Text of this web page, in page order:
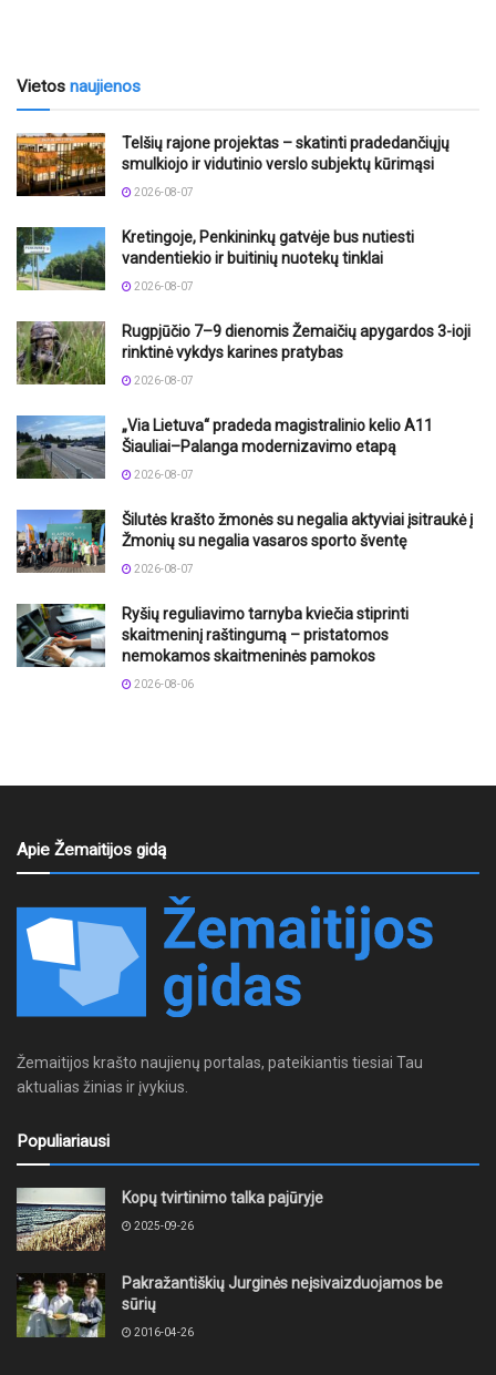
Vietos naujienos
Telšių rajone projektas – skatinti pradedančiųjų
smulkiojo ir vidutinio verslo subjektų kūrimąsi
2026-08-07
Kretingoje, Penkininkų gatvėje bus nutiesti
vandentiekio ir buitinių nuotekų tinklai
2026-08-07
Rugpjūčio 7–9 dienomis Žemaičių apygardos 3-ioji
rinktinė vykdys karines pratybas
2026-08-07
„Via Lietuva“ pradeda magistralinio kelio A11
Šiauliai–Palanga modernizavimo etapą
2026-08-07
Šilutės krašto žmonės su negalia aktyviai įsitraukė į
Žmonių su negalia vasaros sporto šventę
2026-08-07
Ryšių reguliavimo tarnyba kviečia stiprinti
skaitmeninį raštingumą – pristatomos
nemokamos skaitmeninės pamokos
2026-08-06
Apie Žemaitijos gidą
Žemaitijos krašto naujienų portalas, pateikiantis tiesiai Tau
aktualias žinias ir įvykius.
Populiariausi
Kopų tvirtinimo talka pajūryje
2025-09-26
Pakražantiškių Jurginės neįsivaizduojamos be
sūrių
2016-04-26